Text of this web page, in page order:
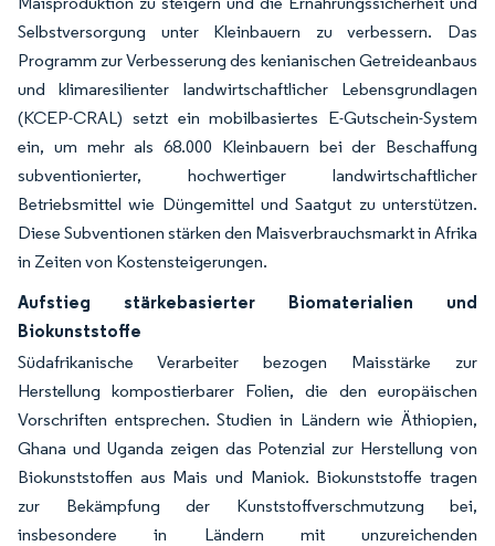
Selbstversorgung unter Kleinbauern zu verbessern. Das
Programm zur Verbesserung des kenianischen Getreideanbaus
und klimaresilienter landwirtschaftlicher Lebensgrundlagen
(KCEP-CRAL) setzt ein mobilbasiertes E-Gutschein-System
ein, um mehr als 68.000 Kleinbauern bei der Beschaffung
subventionierter, hochwertiger landwirtschaftlicher
Betriebsmittel wie Düngemittel und Saatgut zu unterstützen.
Diese Subventionen stärken den Maisverbrauchsmarkt in Afrika
in Zeiten von Kostensteigerungen.
Aufstieg stärkebasierter Biomaterialien und
Biokunststoffe
Südafrikanische Verarbeiter bezogen Maisstärke zur
Herstellung kompostierbarer Folien, die den europäischen
Vorschriften entsprechen. Studien in Ländern wie Äthiopien,
Ghana und Uganda zeigen das Potenzial zur Herstellung von
Biokunststoffen aus Mais und Maniok. Biokunststoffe tragen
zur Bekämpfung der Kunststoffverschmutzung bei,
insbesondere in Ländern mit unzureichenden